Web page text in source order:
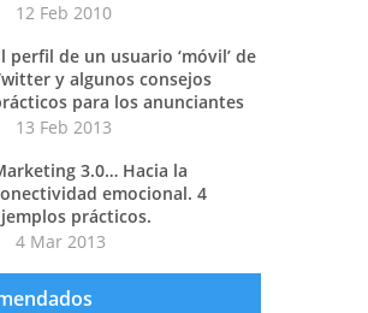
12 Feb 2010
perfil de un usuario ‘móvil’ de
y algunos consejos
para los anunciantes
13 Feb 2013
3.0… Hacia la
emocional. 4
prácticos.
4 Mar 2013